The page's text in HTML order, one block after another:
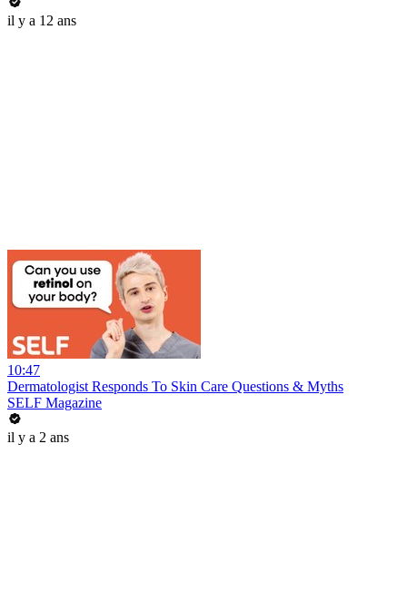
il y a 12 ans
10:47
Dermatologist Responds To Skin Care Questions & Myths
SELF Magazine
il y a 2 ans